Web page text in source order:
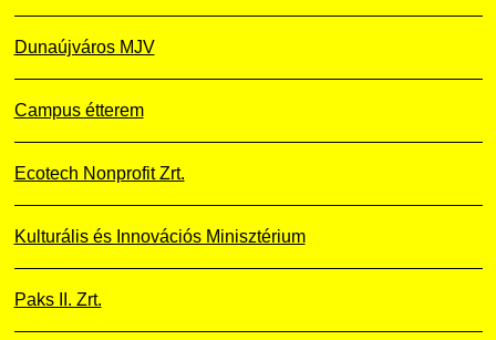
Dunaújváros MJV
Campus étterem
Ecotech Nonprofit Zrt.
Kulturális és Innovációs Minisztérium
Paks II. Zrt.